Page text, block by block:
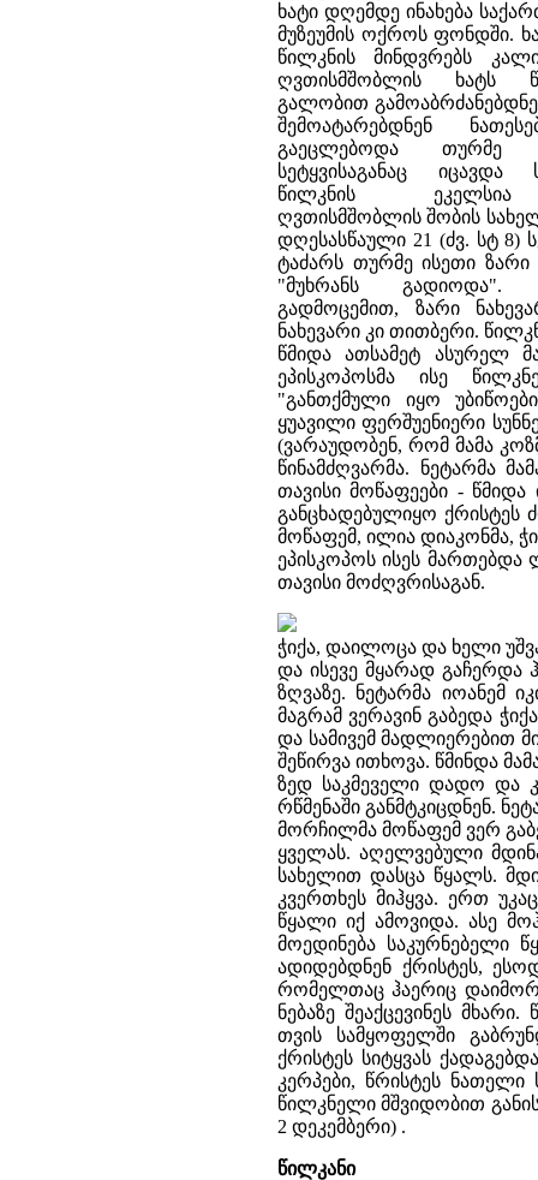
ხატი დღემდე ინახება
მუზეუმის ოქროს ფონდში.
წილკნის მინდვრებს
ღვთისმშობლის ხატს
გალობით
შემოატარებდნენ
გაეცლებოდა თურმე
სეტყვისაგანაც
წილკნის ეკელსია
ღვთისმშობლის შობის
დღესასწაული 21 (ძვ. სტ 8)
ტაძარს თურმე ისეთი ზარი
"მუხრანს
გადმოცემით, ზარი
ნახევარი კი თითბერი.
წმიდა ათსამეტ ასურელ
ეპისკოპოსმა ისე
"განთქმული იყო
ყუავილი ფერშუენიერი
(ვარაუდობენ, რომ მამა
წინამძღვარმა. ნეტარმა
თავისი მოწაფეები -
განცხადებულიყო ქრისტეს
მოწაფემ, ილია დიაკონმა,
ეპისკოპოს ისეს
თავისი მოძღვრისაგან.
ჭიქა, დაილოცა და ხელი
და ისევე მყარად
ზღვაზე. ნეტარმა იოანემ
მაგრამ ვერავინ გაბედა
და სამივემ მადლიერებით
შეწირვა ითხოვა. წმინდა
ზედ საკმეველი დადო და
რწმენაში განმტკიცდნენ.
მორჩილმა მოწაფემ ვერ
ყველას. აღელვებული
სახელით დასცა წყალს.
კვერთხეს მიჰყვა. ერთ
წყალი იქ ამოვიდა. ასე
მოედინება საკურნებელი
ადიდებდნენ ქრისტეს,
რომელთაც ჰაერიც
ნებაზე შეაქცევინეს
თვის სამყოფელში
ქრისტეს სიტყვას
კერპები, წრისტეს ნათელი
წილკნელი მშვიდობით
2 დეკემბერი) .
წილკანი